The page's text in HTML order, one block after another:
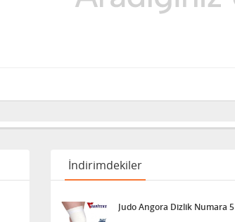
İndirimdekiler
Judo Angora Dizlik Numara 5